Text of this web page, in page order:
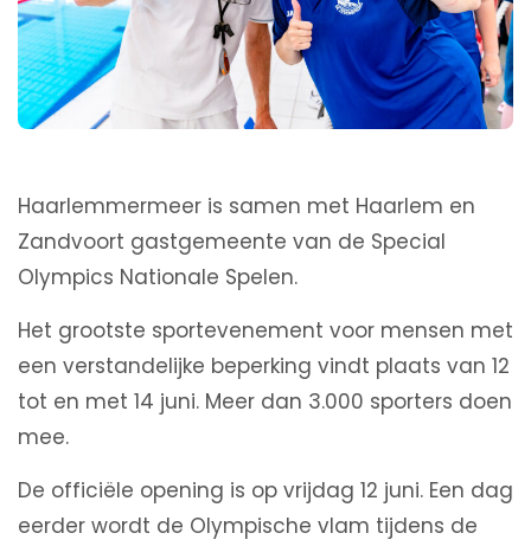
Haarlemmermeer is samen met Haarlem en
Zandvoort gastgemeente van de Special
Olympics Nationale Spelen.
Het grootste sportevenement voor mensen met
een verstandelijke beperking vindt plaats van 12
tot en met 14 juni. Meer dan 3.000 sporters doen
mee.
De officiële opening is op vrijdag 12 juni. Een dag
eerder wordt de Olympische vlam tijdens de